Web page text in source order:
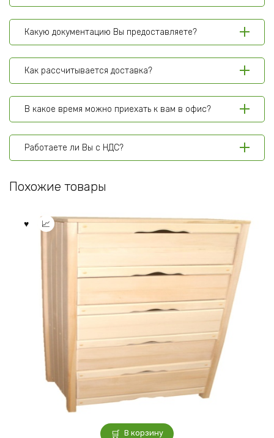
Какую документацию Вы предоставляете?
Как рассчитывается доставка?
В какое время можно приехать к вам в офис?
Работаете ли Вы с НДС?
Похожие товары
В корзину